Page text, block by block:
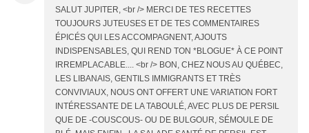
SALUT JUPITER, <br /> MERCI DE TES RECETTES
TOUJOURS JUTEUSES ET DE TES COMMENTAIRES
ÉPICÉS QUI LES ACCOMPAGNENT, AJOUTS
INDISPENSABLES, QUI REND TON *BLOGUE* À CE POINT
IRREMPLACABLE.... <br /> BON, CHEZ NOUS AU QUÉBEC,
LES LIBANAIS, GENTILS IMMIGRANTS ET TRÈS
CONVIVIAUX, NOUS ONT OFFERT UNE VARIATION FORT
INTÉRESSANTE DE LA TABOULÉ, AVEC PLUS DE PERSIL
QUE DE -COUSCOUS- OU DE BULGOUR, SÉMOULE DE